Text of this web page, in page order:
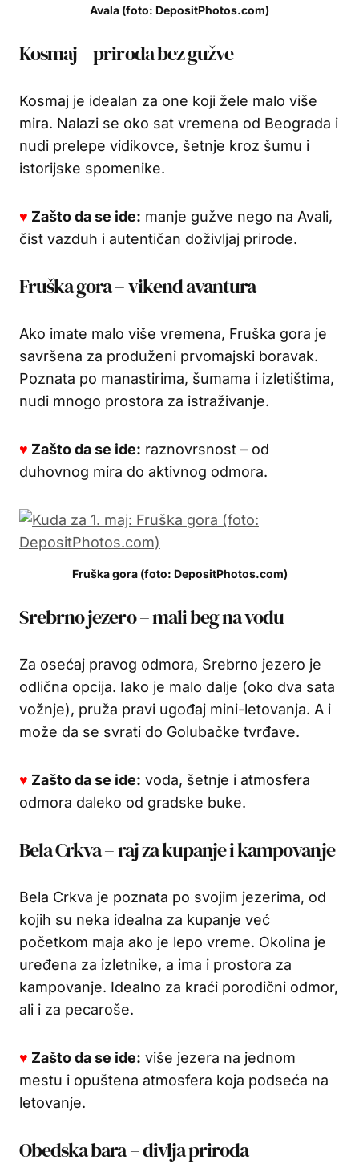
Avala (foto: DepositPhotos.com)
Kosmaj – priroda bez gužve
Kosmaj je idealan za one koji žele malo više
mira. Nalazi se oko sat vremena od Beograda i
nudi prelepe vidikovce, šetnje kroz šumu i
istorijske spomenike.
♥ Zašto da se ide: manje gužve nego na Avali,
čist vazduh i autentičan doživljaj prirode.
Fruška gora – vikend avantura
Ako imate malo više vremena, Fruška gora je
savršena za produženi prvomajski boravak.
Poznata po manastirima, šumama i izletištima,
nudi mnogo prostora za istraživanje.
♥ Zašto da se ide: raznovrsnost – od
duhovnog mira do aktivnog odmora.
Fruška gora (foto: DepositPhotos.com)
Srebrno jezero – mali beg na vodu
Za osećaj pravog odmora, Srebrno jezero je
odlična opcija. Iako je malo dalje (oko dva sata
vožnje), pruža pravi ugođaj mini-letovanja. A i
može da se svrati do Golubačke tvrđave.
♥ Zašto da se ide: voda, šetnje i atmosfera
odmora daleko od gradske buke.
Bela Crkva – raj za kupanje i kampovanje
Bela Crkva je poznata po svojim jezerima, od
kojih su neka idealna za kupanje već
početkom maja ako je lepo vreme. Okolina je
uređena za izletnike, a ima i prostora za
kampovanje. Idealno za kraći porodični odmor,
ali i za pecaroše.
♥ Zašto da se ide: više jezera na jednom
mestu i opuštena atmosfera koja podseća na
letovanje.
Obedska bara – divlja priroda